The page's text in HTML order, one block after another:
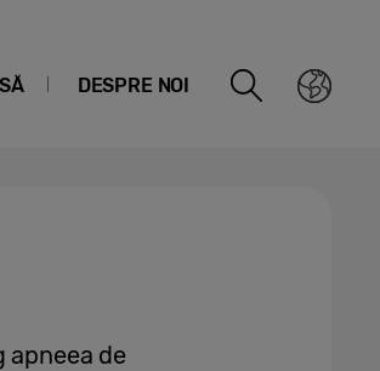
DESPRE NOI
apneea de